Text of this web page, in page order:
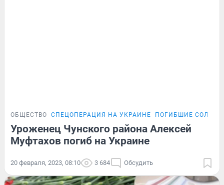
ОБЩЕСТВО СПЕЦОПЕРАЦИЯ НА УКРАИНЕ ПОГИБШИЕ
Уроженец Чунского района Алексей
Муфтахов погиб на Украине
20 февраля, 2023, 08:10 3 684 Обсудить